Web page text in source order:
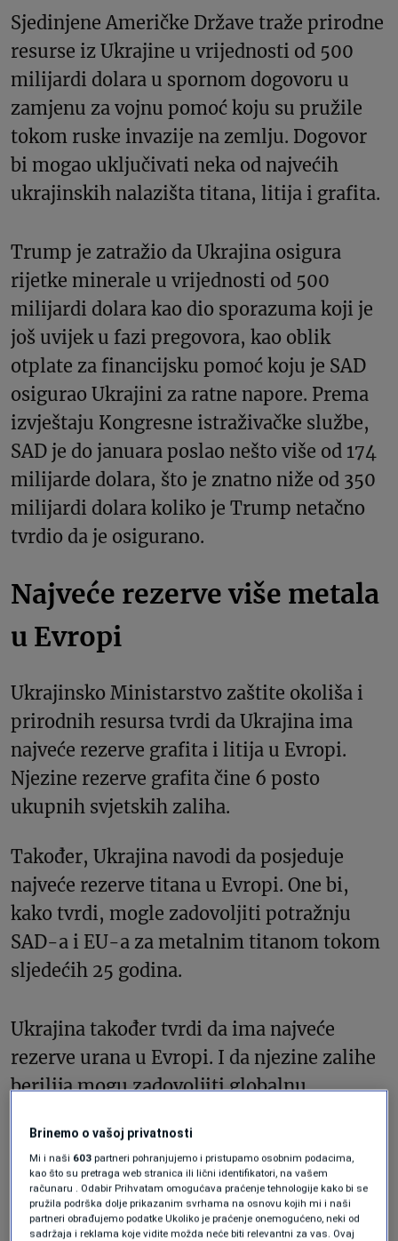
Sjedinjene Američke Države traže prirodne
resurse iz Ukrajine u vrijednosti od 500
milijardi dolara u spornom dogovoru u
zamjenu za vojnu pomoć koju su pružile
tokom ruske invazije na zemlju. Dogovor
bi mogao uključivati neka od najvećih
ukrajinskih nalazišta titana, litija i grafita.
Trump je zatražio da Ukrajina osigura
rijetke minerale u vrijednosti od 500
milijardi dolara kao dio sporazuma koji je
još uvijek u fazi pregovora, kao oblik
otplate za financijsku pomoć koju je SAD
osigurao Ukrajini za ratne napore. Prema
izvještaju Kongresne istraživačke službe,
SAD je do januara poslao nešto više od 174
milijarde dolara, što je znatno niže od 350
milijardi dolara koliko je Trump netačno
tvrdio da je osigurano.
Najveće rezerve više metala
u Evropi
Ukrajinsko Ministarstvo zaštite okoliša i
prirodnih resursa tvrdi da Ukrajina ima
najveće rezerve grafita i litija u Evropi.
Njezine rezerve grafita čine 6 posto
ukupnih svjetskih zaliha.
Također, Ukrajina navodi da posjeduje
najveće rezerve titana u Evropi. One bi,
kako tvrdi, mogle zadovoljiti potražnju
SAD-a i EU-a za metalnim titanom tokom
sljedećih 25 godina.
Ukrajina također tvrdi da ima najveće
rezerve urana u Evropi. I da njezine zalihe
berilija mogu zadovoljiti globalnu
Prirodni resursi zemlje ključni su za
proizvodnju baterija, oklopa, obrambenih
materijala i nuklearnog goriva.
Brinemo o vašoj privatnosti
Mi i naši 603 partneri pohranjujemo i pristupamo osobnim podacima,
kao što su pretraga web stranica ili lični identifikatori, na vašem
računaru . Odabir Prihvatam omogućava praćenje tehnologije kako bi se
pružila podrška dolje prikazanim svrhama na osnovu kojih mi i naši
partneri obrađujemo podatke Ukoliko je praćenje onemogućeno, neki od
sadržaja i reklama koje vidite možda neće biti relevantni za vas. Ovaj